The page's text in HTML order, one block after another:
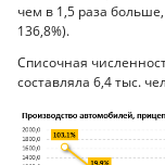
чем в 1,5 раза
136,8%).
Списочная
составляла 6,4 тыс.